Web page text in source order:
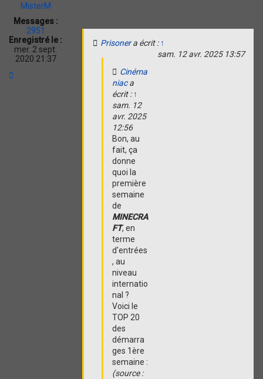
MisterM
Messages :
2951
Enregistré le :
mer. 2 sept.
2020 21:37
Prisonera écrit : ↑
sam. 12 avr. 2025 13:57
Cinéma
niaca
écrit : ↑
sam. 12
avr. 2025
12:56
Bon, au
fait, ça
donne
quoi la
première
semaine
de
MINECRA
FT, en
terme
d'entrées
, au
niveau
internatio
nal ?
Voici le
TOP 20
des
démarra
ges 1ère
semaine :
(source :